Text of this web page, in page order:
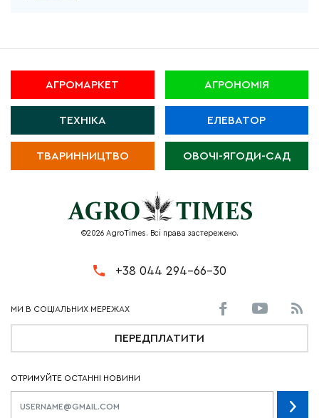
АГРОМАРКЕТ АГРОНОМІЯ
ТЕХНІКА ЕЛЕВАТОР
ТВАРИННИЦТВО ОВОЧІ-ЯГОДИ-САД
©2026 AgroTimes. Всі права застережено.
+38 044 294-66-30
ПЕРЕДПЛАТИТИ
ОТРИМУЙТЕ ОСТАННІ НОВИНИ